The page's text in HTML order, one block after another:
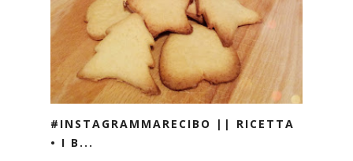
#INSTAGRAMMARECIBO || RICETTA
• I B...